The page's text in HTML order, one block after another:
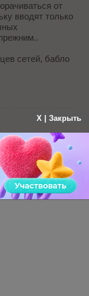
от
вводят только
сетей, бабло
сократиась. Мне
сезонность плюс
к
X | Закрыть